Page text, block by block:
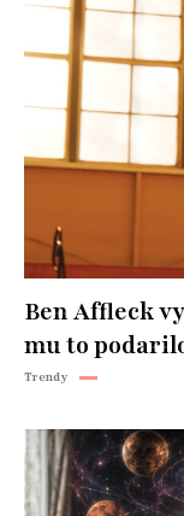
Ben Affleck
mu to
Trendy